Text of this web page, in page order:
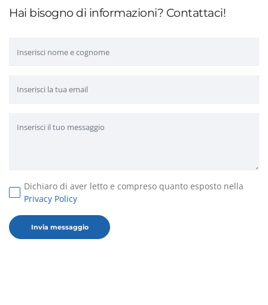
Hai bisogno di informazioni? Contattaci!
Dichiaro di aver letto e compreso quanto esposto nella
Privacy Policy